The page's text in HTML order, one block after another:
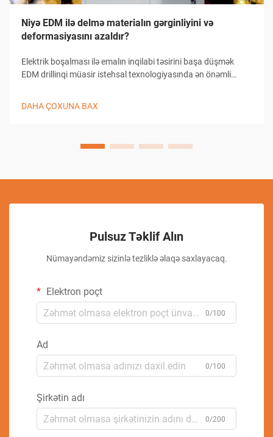
Niyə EDM ilə delmə materialın gərginliyini və
deformasiyasını azaldır?
Elektrik boşalması ilə emalın inqilabi təsirini başa düşmək
EDM drillinqi müasir istehsal texnologiyasında ən önəmli
DAHA ÇOXUNA BAX
Pulsuz Təklif Alın
Nümayəndəmiz sizinlə tezliklə əlaqə saxlayacaq.
Elektron poçt
0/100
Ad
0/100
Şirkətin adı
0/200